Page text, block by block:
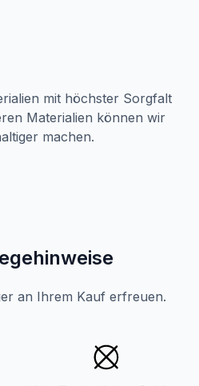
mit höchster Sorgfalt
Materialien können wir
machen.
an Ihrem Kauf erfreuen.